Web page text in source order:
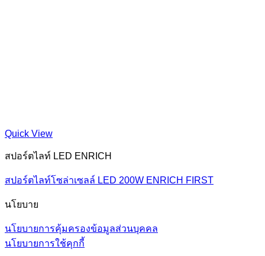
Quick View
สปอร์ตไลท์ LED ENRICH
สปอร์ตไลท์โซล่าเซลล์ LED 200W ENRICH FIRST
นโยบาย
นโยบายการคุ้มครองข้อมูลส่วนบุคคล
นโยบายการใช้คุกกี้